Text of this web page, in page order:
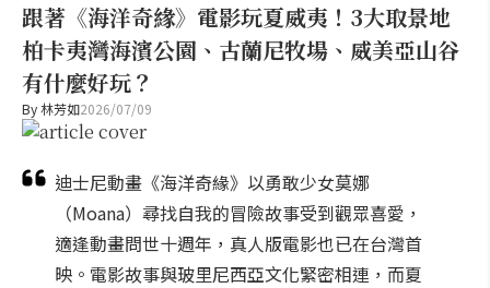
跟著《海洋奇緣》電影玩夏威夷！3大取景地
柏卡夷灣海濱公園、古蘭尼牧場、威美亞山谷
有什麼好玩？
By林芳如2026/07/09
迪士尼動畫《海洋奇緣》以勇敢少女莫娜
（Moana）尋找自我的冒險故事受到觀眾喜愛，
適逢動畫問世十週年，真人版電影也已在台灣首
映。電影故事與玻里尼西亞文化緊密相連，而夏